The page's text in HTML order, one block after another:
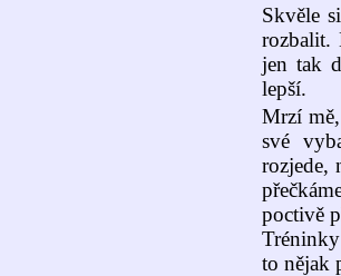
Skvěle
rozbalit.
jen tak
lepší.
Mrzí
své
rozjede,
poctivě
to nějak